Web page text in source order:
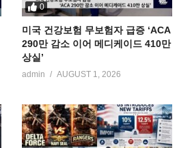
0
미국 건강보험 무보험자 급증 ‘ACA
290만 감소 이어 메디케이드 410만
상실’
admin AUGUST 1, 2026